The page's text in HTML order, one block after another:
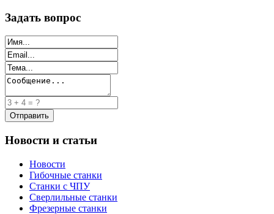
Задать вопрос
Новости и статьи
Новости
Гибочные станки
Станки с ЧПУ
Сверлильные станки
Фрезерные станки